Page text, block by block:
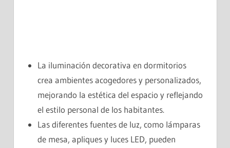
La iluminación decorativa en dormitorios
crea ambientes acogedores y personalizados,
mejorando la estética del espacio y reflejando
el estilo personal de los habitantes.
Las diferentes fuentes de luz, como lámparas
de mesa, apliques y luces LED, pueden